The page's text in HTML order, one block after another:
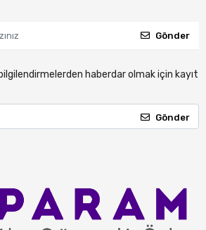
Gönder
haberdar olmak için kayıt
Gönder